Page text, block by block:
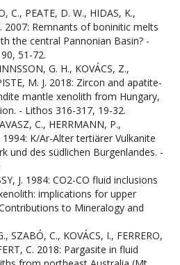
C., PEATE, D. W., HIDAS, K.,
2007: Remnants of boninitic melts
the central Pannonian Basin? -
51-72.
G. H., KOVÁCS, Z.,
M. J. 2018: Zircon and apatite-
mantle xenolith from Hungary,
- Lithos 316-317, 19-32.
C., HERRMANN, P.,
1994: K/Ar-Alter tertiärer Vulkanite
und des südlichen Burgenlandes. -
J. 1984: CO2-CO fluid inclusions
implications for upper
to Mineralogy and
SZABÓ, C., KOVÁCS, I., FERRERO,
C. 2018: Pargasite in fluid